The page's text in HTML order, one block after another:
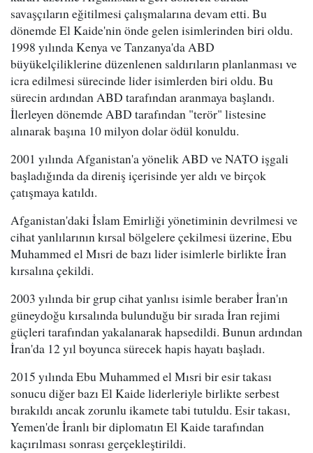
savaşçıların eğitilmesi çalışmalarına devam etti. Bu
dönemde El Kaide'nin önde gelen isimlerinden biri oldu.
1998 yılında Kenya ve Tanzanya'da ABD
büyükelçiliklerine düzenlenen saldırıların planlanması ve
icra edilmesi sürecinde lider isimlerden biri oldu. Bu
sürecin ardından ABD tarafından aranmaya başlandı.
İlerleyen dönemde ABD tarafından "terör" listesine
alınarak başına 10 milyon dolar ödül konuldu.
2001 yılında Afganistan'a yönelik ABD ve NATO işgali
başladığında da direniş içerisinde yer aldı ve birçok
çatışmaya katıldı.
Afganistan'daki İslam Emirliği yönetiminin devrilmesi ve
cihat yanlılarının kırsal bölgelere çekilmesi üzerine, Ebu
Muhammed el Mısri de bazı lider isimlerle birlikte İran
kırsalına çekildi.
2003 yılında bir grup cihat yanlısı isimle beraber İran'ın
güneydoğu kırsalında bulunduğu bir sırada İran rejimi
güçleri tarafından yakalanarak hapsedildi. Bunun ardından
İran'da 12 yıl boyunca sürecek hapis hayatı başladı.
2015 yılında Ebu Muhammed el Mısri bir esir takası
sonucu diğer bazı El Kaide liderleriyle birlikte serbest
bırakıldı ancak zorunlu ikamete tabi tutuldu. Esir takası,
Yemen'de İranlı bir diplomatın El Kaide tarafından
kaçırılması sonrası gerçekleştirildi.